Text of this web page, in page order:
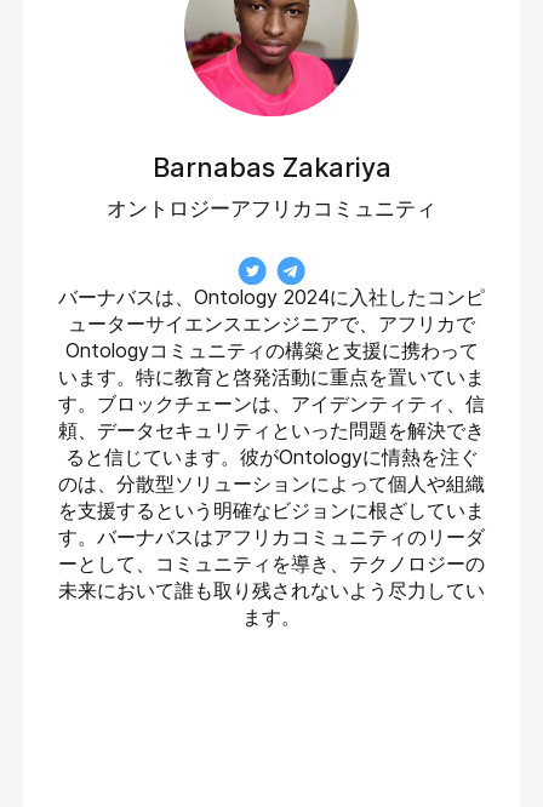
Barnabas Zakariya
オントロジーアフリカコミュニティ
バーナバスは、Ontology 2024に入社したコンピ
ューターサイエンスエンジニアで、アフリカで
Ontologyコミュニティの構築と支援に携わって
います。特に教育と啓発活動に重点を置いていま
す。ブロックチェーンは、アイデンティティ、信
頼、データセキュリティといった問題を解決でき
ると信じています。彼がOntologyに情熱を注ぐ
のは、分散型ソリューションによって個人や組織
を支援するという明確なビジョンに根ざしていま
す。バーナバスはアフリカコミュニティのリーダ
ーとして、コミュニティを導き、テクノロジーの
未来において誰も取り残されないよう尽力して​​い
ます。